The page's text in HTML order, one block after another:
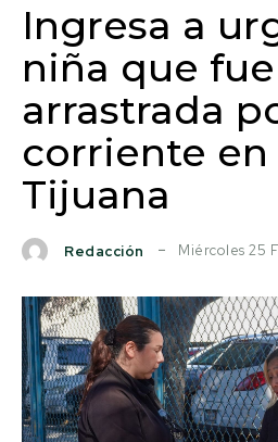
Ingresa a
niña que fue
arrastrada
corriente en
Tijuana
Redacción Miércoles 25